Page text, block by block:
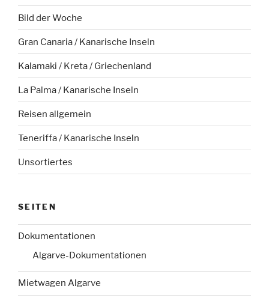
Bild der Woche
Gran Canaria / Kanarische Inseln
Kalamaki / Kreta / Griechenland
La Palma / Kanarische Inseln
Reisen allgemein
Teneriffa / Kanarische Inseln
Unsortiertes
SEITEN
Dokumentationen
Algarve-Dokumentationen
Mietwagen Algarve